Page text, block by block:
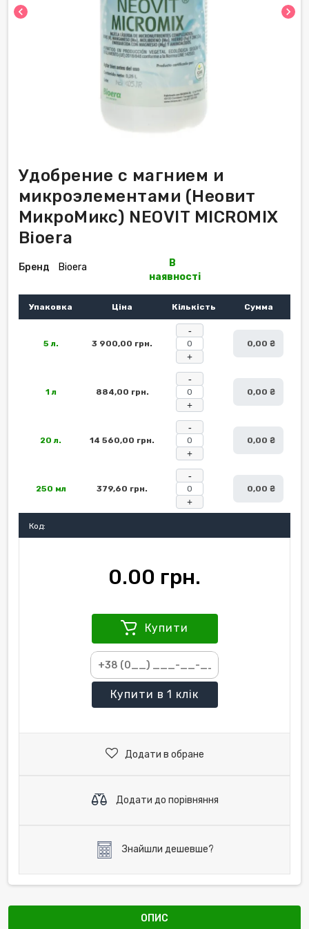
chevron_left chevron_right
Удобрение с магнием и
микроэлементами (Неовит
МикроМикс) NEOVIT MICROMIX
Bioera
Бренд Bioera
В
наявності
Упаковка Ціна Кількість Сумма
5 л.
3 900,00 грн.
+
0,00 ₴
1 л
884,00 грн.
+
0,00 ₴
20 л.
14 560,00 грн.
+
0,00 ₴
250 мл
379,60 грн.
+
0,00 ₴
Код:
0.00 грн.
Купити
Купити в 1 клік
Додати в обране
Додати до порівняння
Знайшли дешевше?
ОПИС